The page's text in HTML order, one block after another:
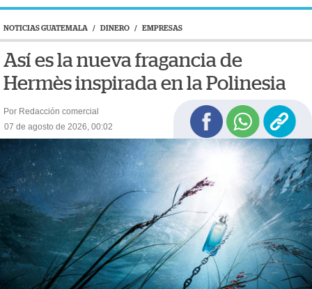
NOTICIAS GUATEMALA / DINERO / EMPRESAS
Así es la nueva fragancia de
Hermès inspirada en la Polinesia
Por Redacción comercial
07 de agosto de 2026, 00:02